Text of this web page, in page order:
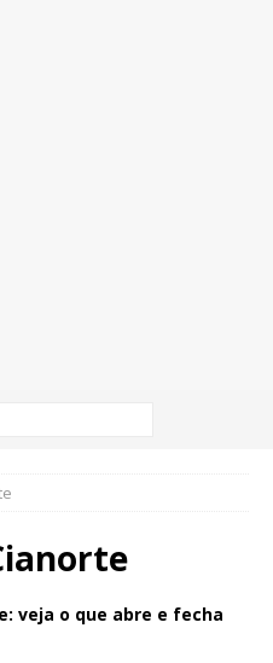
veja o que abre e fecha